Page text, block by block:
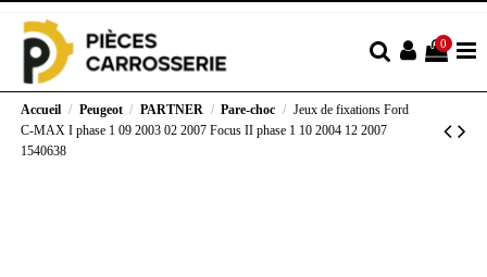
0
Accueil Peugeot PARTNER Pare-choc
Jeux de fixations Ford
C-MAX I phase 1 09 2003 02 2007 Focus II phase 1 10 2004 12 2007
1540638